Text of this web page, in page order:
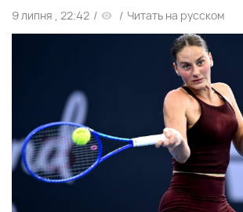
9 липня , 22:42 / / Читать на русском